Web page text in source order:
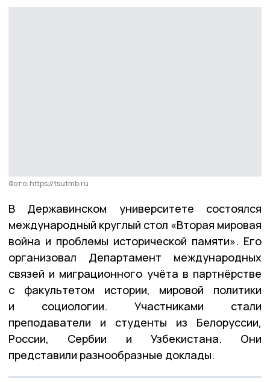
Фото: https://tsutmb.ru
В Державинском университете состоялся
международный круглый стол «Вторая мировая
война и проблемы исторической памяти». Его
организовал Департамент международных
связей и миграционного учёта в партнёрстве
с факультетом истории, мировой политики
и социологии. Участниками стали
преподаватели и студенты из Белоруссии,
России, Сербии и Узбекистана. Они
представили разнообразные доклады.